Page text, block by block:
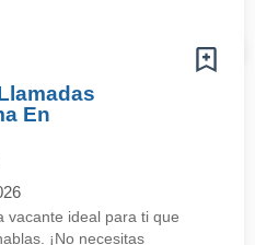
En
vacante ideal para ti que
¡No necesitas